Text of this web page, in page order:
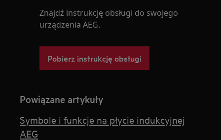
Znajdź instrukcję obsługi do swojego
urządzenia AEG.
Pobierz instrukcję obsługi
Powiązane artykuły
Symbole i funkcje na płycie indukcyjnej
AEG